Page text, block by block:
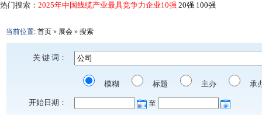
热门搜索： 2025年中国线缆产业最具竞争力企业10强 20强 100强
当前位置: 首页 » 展会 » 搜索
关 键 词：
模糊 标题 主办 承
开始日期： 至